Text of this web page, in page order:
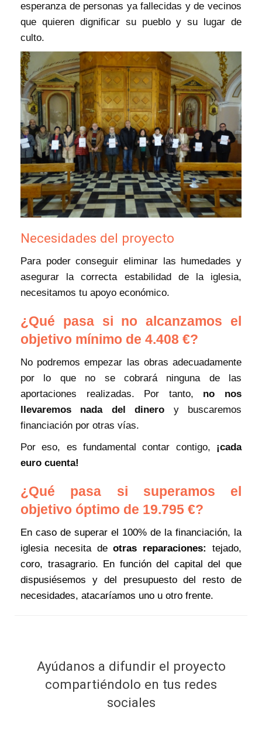
esperanza de personas ya fallecidas y de vecinos
que quieren dignificar su pueblo y su lugar de
culto.
Necesidades del proyecto
Para poder conseguir eliminar las humedades y
asegurar la correcta estabilidad de la iglesia,
necesitamos tu apoyo económico.
¿Qué pasa si no alcanzamos el
objetivo mínimo de 4.408 €?
No podremos empezar las obras adecuadamente
por lo que no se cobrará ninguna de las
aportaciones realizadas. Por tanto, no nos
llevaremos nada del dinero y buscaremos
financiación por otras vías.
Por eso, es fundamental contar contigo, ¡cada
euro cuenta!
¿Qué pasa si superamos el
objetivo óptimo de 19.795 €?
En caso de superar el 100% de la financiación, la
iglesia necesita deotras reparaciones:
tejado,
coro, trasagrario. En función del capital del que
dispusiésemos y del presupuesto del resto de
necesidades, atacaríamos uno u otro frente.
Ayúdanos a difundir el proyecto
compartiéndolo en tus redes
sociales